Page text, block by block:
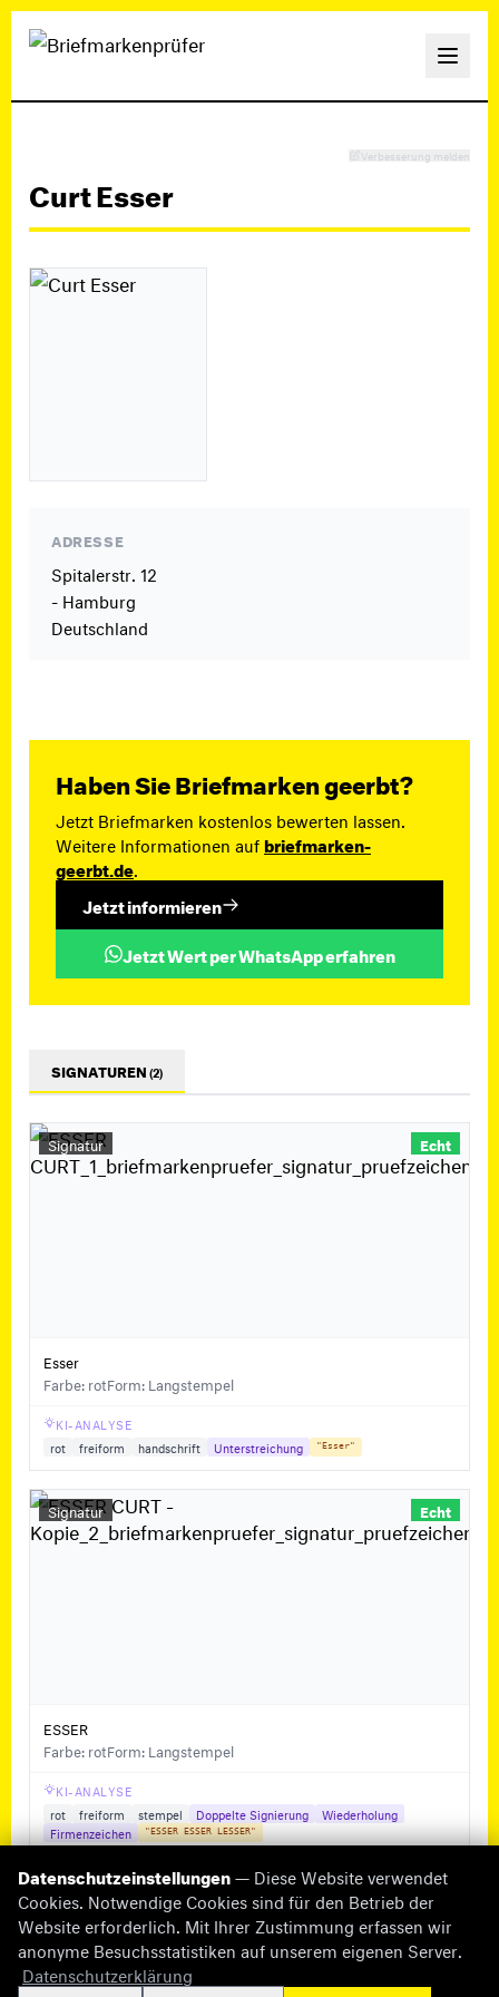
Verbesserung melden
Curt Esser
ADRESSE
Spitalerstr. 12
- Hamburg
Deutschland
Haben Sie Briefmarken geerbt?
Jetzt Briefmarken kostenlos bewerten lassen.
Weitere Informationen aufbriefmarken-
geerbt.de
Jetzt informieren
Jetzt Wert per WhatsApp erfahren
SIGNATUREN(2)
Signatur Echt
Esser
Farbe: rotForm: Langstempel
KI-ANALYSE
rot
freiform handschrift Unterstreichung "Esser"
Signatur Echt
ESSER
Farbe: rotForm: Langstempel
KI-ANALYSE
rot
freiform stempel Doppelte Signierung
Wiederholung
Firmenzeichen
"ESSER ESSER LESSER"
© 2026 briefmarken-pruefer.de
Fehlende InformationenImpressumDatenschutz
Datenschutzeinstellungen— Diese Website verwendet
Cookies. Notwendige Cookies sind für den Betrieb der
Website erforderlich. Mit Ihrer Zustimmung erfassen wir
anonyme Besuchsstatistiken auf unserem eigenen Server.
Datenschutzerklärung